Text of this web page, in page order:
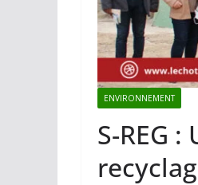
ENVIRONNEMENT
S-REG